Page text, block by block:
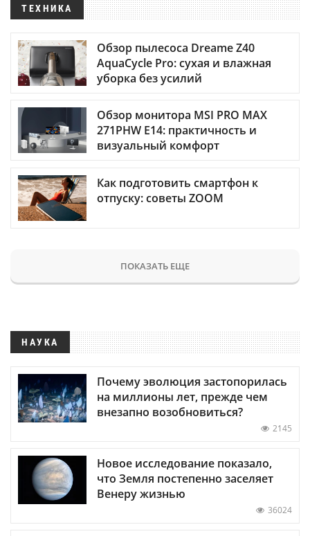
ТЕХНИКА
Обзор пылесоса Dreame Z40
AquaCycle Pro: сухая и влажная
уборка без усилий
Обзор монитора MSI PRO MAX
271PHW E14: практичность и
визуальный комфорт
Как подготовить смартфон к
отпуску: советы ZOOM
ПОКАЗАТЬ ЕЩЕ
НАУКА
Почему эволюция застопорилась
на миллионы лет, прежде чем
внезапно возобновиться?
2145
Новое исследование показало,
что Земля постепенно заселяет
Венеру жизнью
36024